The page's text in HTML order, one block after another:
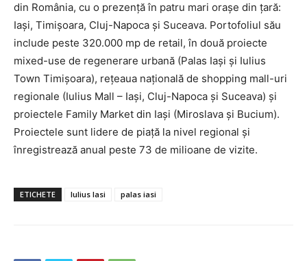
INFO IAȘI
din România, cu o prezență în patru mari orașe din țară:
Iași, Timișoara, Cluj-Napoca și Suceava. Portofoliul său
include peste 320.000 mp de retail, în două proiecte
mixed-use de regenerare urbană (Palas Iași și Iulius
Town Timișoara), rețeaua națională de shopping mall-uri
regionale (Iulius Mall – Iași, Cluj-Napoca și Suceava) și
proiectele Family Market din Iași (Miroslava și Bucium).
Proiectele sunt lidere de piață la nivel regional și
înregistrează anual peste 73 de milioane de vizite.
ETICHETE Iulius Iasi palas iasi